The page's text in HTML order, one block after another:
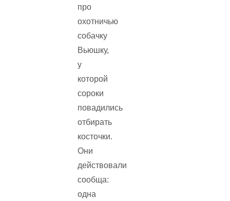
про
охотничью
собачку
Вьюшку,
у
которой
сороки
повадились
отбирать
косточки.
Они
действовали
сообща:
одна